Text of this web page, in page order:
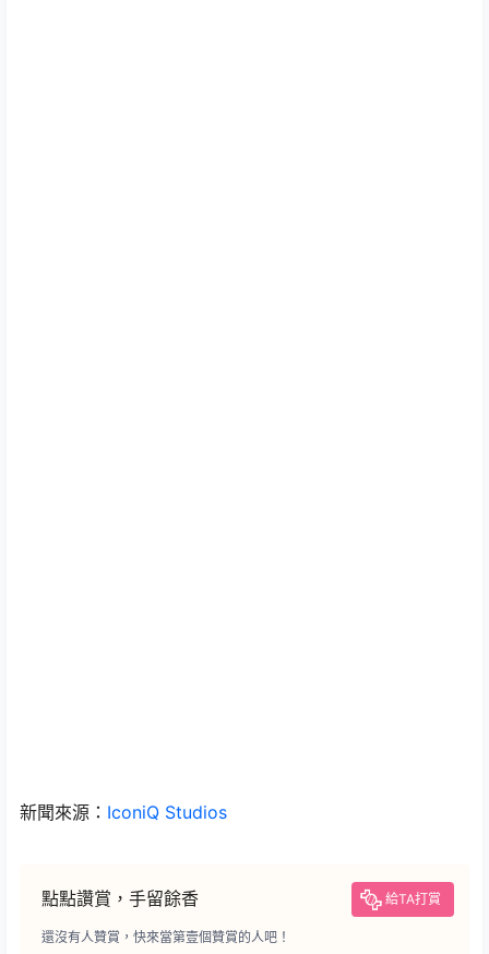
新聞來源： IconiQ Studios
點點讚賞，手留餘香 給TA打賞
還沒有人贊賞，快來當第壹個贊賞的人吧！